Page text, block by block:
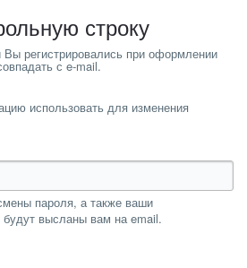
строку
использовать для изменения
пароля, а также ваши
будут высланы вам на email.